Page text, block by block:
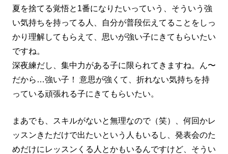
夏を捨てる覚悟と1番になりたいっていう、そういう強
い気持ちを持ってる人、自分が普段伝えてることをしっ
かり理解してもらえて、思いが強い子にきてもらいたい
ですね。
深夜練だし、集中力がある子に限られてきますね。ん〜
だから…強い子！ 意思が強くて、折れない気持ちを持
っている頑張れる子にきてもらいたい。
まあでも、スキルがないと無理なので（笑）、何回かレ
ッスンきただけで出たいという人もいるし、発表会のた
めだけにレッスンくる人とかもいるんですけど、そうい